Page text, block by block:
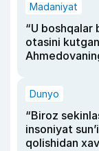
Madaniyat
“U boshqalar
otasini
Dunyo
“Biroz
insoniyat
qolishidan